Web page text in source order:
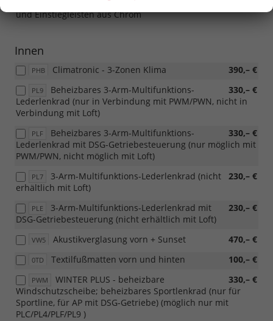
Dachreling in Chrom ( Drive130 Plus - nur Kombi), Fenster-
und Einstiegleisten aus Chrom
Innen
PHB 390,– €
Climatronic - 3-Zonen Klima
PL9 330,– €
Beheizbares 3-Arm-Multifunktions-
Lederlenkrad (nur in Verbindung mit PWM/PWN, nicht in
Verbindung mit Loft)
PLF 330,– €
Beheizbares 3-Arm-Multifunktions-
Lederlenkrad mit DSG-Getriebesteuerung (nur möglich mit
PWM/PWN, nicht möglich mit Loft)
PL7 230,– €
3-Arm-Multifunktions-Lederlenkrad (nicht
erhältlich mit Loft)
PLE 230,– €
3-Arm-Multifunktions-Lederlenkrad mit
DSG-Getriebesteuerung (nicht erhältlich mit Loft)
VW5 470,– €
Akustikverglasung vorn + Sunset
0TD 100,– €
Textilfußmatten vorn und hinten
PWM 330,– €
WINTER PLUS - beheizbare
Windschutzscheibe; beheizbares Sportlenkrad (nur für
Sportline, für AP mit DSG-Getriebe) (möglich nur mit
PLC/PL4/PLF/PL9 )